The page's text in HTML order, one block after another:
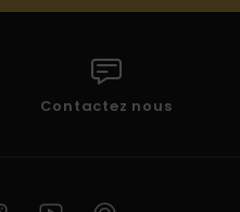
Contactez nous